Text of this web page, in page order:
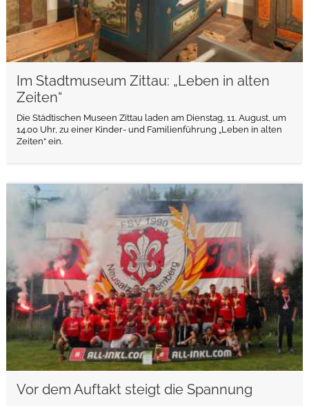
Im Stadtmuseum Zittau: „Leben in alten
Zeiten“
Die Städtischen Museen Zittau laden am Dienstag, 11. August, um
14.00 Uhr, zu einer Kinder- und Familienführung „Leben in alten
Zeiten“ ein.
Vor dem Auftakt steigt die Spannung
weiterlesen